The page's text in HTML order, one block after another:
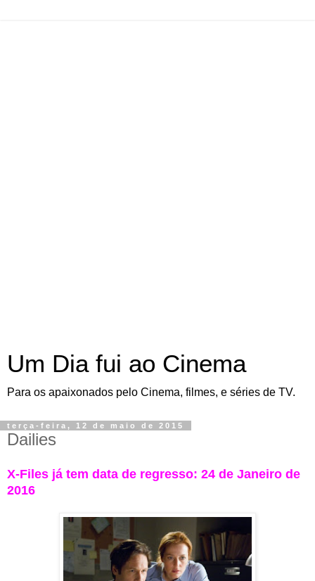
Um Dia fui ao Cinema
Para os apaixonados pelo Cinema, filmes, e séries de TV.
terça-feira, 12 de maio de 2015
Dailies
X-Files já tem data de regresso: 24 de Janeiro de
2016